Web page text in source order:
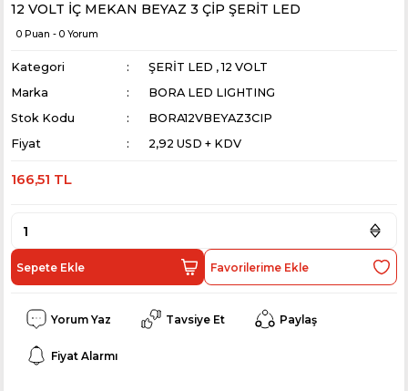
12 VOLT İÇ MEKAN BEYAZ 3 ÇİP ŞERİT LED
0 Puan - 0 Yorum
Kategori ŞERİT LED ,12 VOLT
Marka
BORA LED LIGHTING
Stok Kodu
BORA12VBEYAZ3CIP
Fiyat
2,92 USD + KDV
166,51 TL
Sepete Ekle
Yorum Yaz Tavsiye Et Paylaş
Fiyat Alarmı